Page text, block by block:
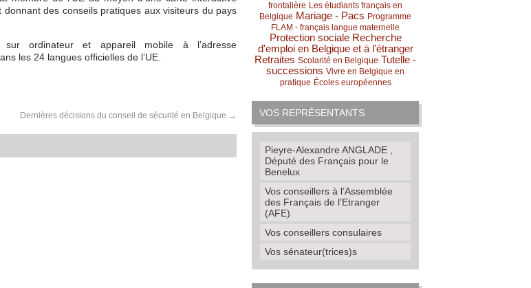
des conseils pratiques aux visiteurs du pays
ordinateur et appareil mobile à l’adresse
les 24 langues officielles de l’UE.
Dernières décisions du conseil de sécurité en Belgique
frontalière Les étudiants français en
Belgique Mariage - Pacs Programme
FLAM - français langue maternelle
Protection sociale Recherche
d'emploi en Belgique et à l'étranger
Retraites Scolarité en Belgique Tutelle -
successions Vivre en Belgique en
pratique Écoles européennes
VOS REPRÉSENTANTS
Pieyre-Alexandre ANGLADE ,
Député des Français pour le
Benelux
Vos conseillers à l’Assemblée
des Français de l’Etranger
(AFE)
Vos conseillers consulaires
Vos sénateur(trices)s